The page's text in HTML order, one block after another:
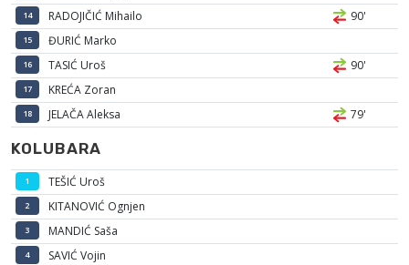
14 RADOJIČIĆ Mihailo 90'
15 ĐURIĆ Marko
16 TASIĆ Uroš 90'
17 KREĆA Zoran
18 JELAČA Aleksa 79'
KOLUBARA
1 TEŠIĆ Uroš
2 KITANOVIĆ Ognjen
3 MANDIĆ Saša
4 SAVIĆ Vojin